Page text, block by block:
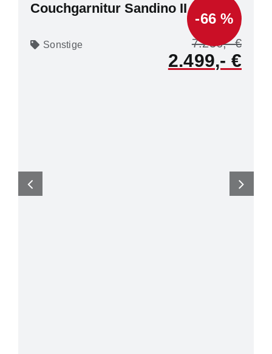
Couchgarnitur Sandino II
-66 %
Sonstige 7.256
2.499